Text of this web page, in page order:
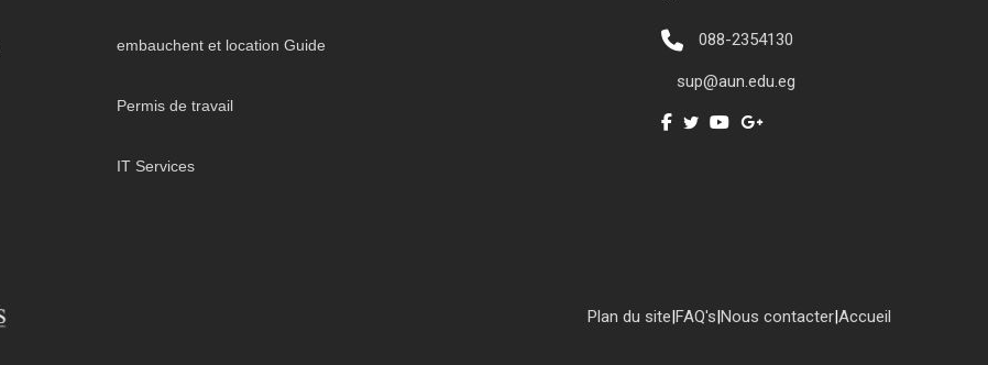
embauchent et location Guide
Permis de travail
IT Services
088-2354130
sup@aun.edu.eg
Accueil
|
Nous contacter
|
FAQ's
|
Plan du site